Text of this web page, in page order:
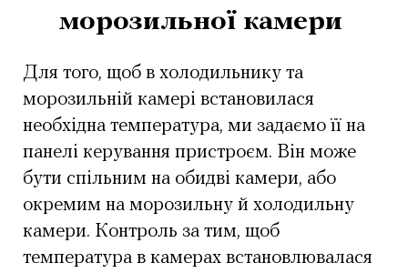
морозильної камери
Для того, щоб в холодильнику та
морозильній камері встановилася
необхідна температура, ми задаємо її на
панелі керування пристроєм. Він може
бути спільним на обидві камери, або
окремим на морозильну й холодильну
камери. Контроль за тим, щоб
температура в камерах встановлювалася